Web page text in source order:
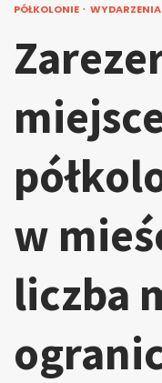
PÓŁKOLONIE WYDARZENIA
w
liczba